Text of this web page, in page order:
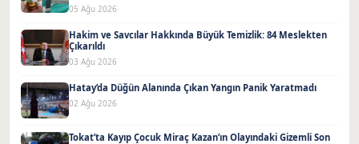
05 Ağu 2026
Hakim ve Savcılar Hakkında Büyük Temizlik: 84 Meslekten
Çıkarıldı
03 Ağu 2026
Hatay’da Düğün Alanında Çıkan Yangın Panik Yaratmadı
02 Ağu 2026
Tokat’ta Kayıp Çocuk Miraç Kazan’ın Olayındaki Gizemli Son